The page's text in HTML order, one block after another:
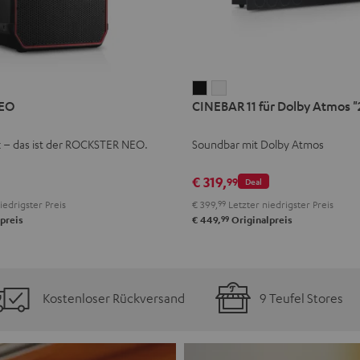
– das ist der ROCKSTER NEO.
Preis
11
Dolby
"2.1-
Set"
Schwarz
11
Dolby
"2.1-
Set"
Weiß
CINEBAR 11 für Dolby Atmos
Soundbar mit Dolby Atmos
Deal
€ 319,99
€ 399, 99 Letzter niedrigster Preis
€ 449,99 Originalpreis
Kostenloser Rückversand 9 Teufel Stores